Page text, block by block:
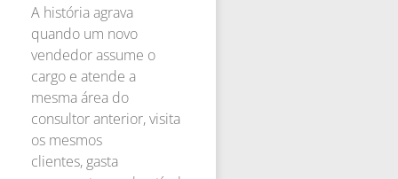
A história agrava
quando um novo
vendedor assume o
cargo e atende a
mesma área do
consultor anterior, visita
os mesmos
clientes, gasta